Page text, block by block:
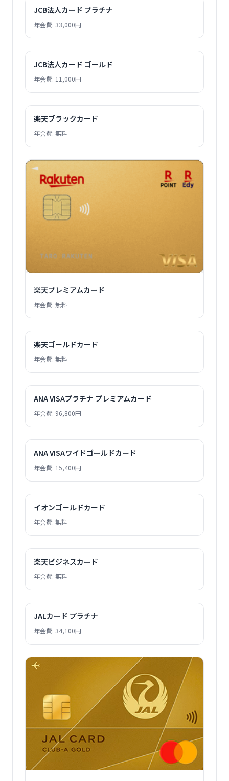
JCB法人カード プラチナ
年会費: 33,000円
JCB法人カード ゴールド
年会費: 11,000円
楽天ブラックカード
年会費: 無料
楽天プレミアムカード
年会費: 無料
楽天ゴールドカード
年会費: 無料
ANA VISAプラチナ プレミアムカード
年会費: 96,800円
ANA VISAワイドゴールドカード
年会費: 15,400円
イオンゴールドカード
年会費: 無料
楽天ビジネスカード
年会費: 無料
JALカード プラチナ
年会費: 34,100円